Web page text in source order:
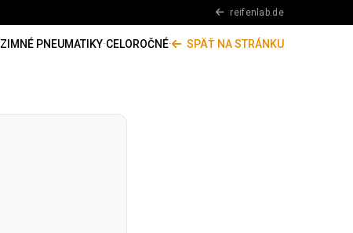
reifenlab.de
ZIMNÉ PNEUMATIKY·CELOROČNÉ· SPÄŤ NA STRÁNKU